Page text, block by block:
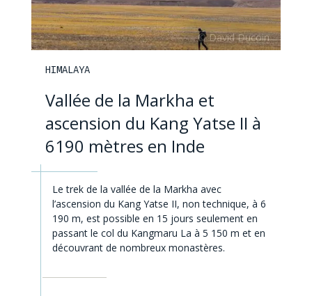
HIMALAYA
Vallée de la Markha et
ascension du Kang Yatse II à
6190 mètres en Inde
Le trek de la vallée de la Markha avec
l’ascension du Kang Yatse II, non technique, à 6
190 m, est possible en 15 jours seulement en
passant le col du Kangmaru La à 5 150 m et en
découvrant de nombreux monastères.